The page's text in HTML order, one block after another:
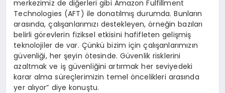
merkezimiz de diğerleri gibi Amazon Fulfillment
Technologies (AFT) ile donatılmış durumda. Bunların
arasında, çalışanlarımızı destekleyen, örneğin bazıları
belirli görevlerin fiziksel etkisini hafifleten gelişmiş
teknolojiler de var. Çünkü bizim için çalışanlarımızın
güvenliği, her şeyin ötesinde. Güvenlik risklerini
azaltmak ve iş güvenliğini artırmak her seviyedeki
karar alma süreçlerimizin temel öncelikleri arasında
yer alıyor” diye konuştu.